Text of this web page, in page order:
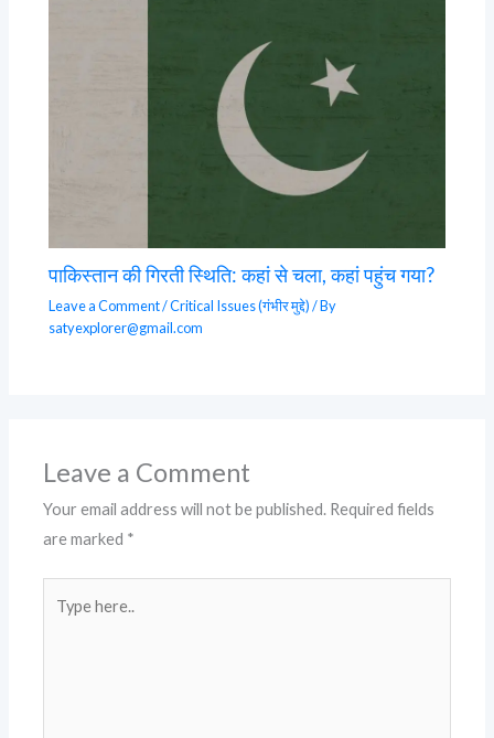
पाकिस्तान की गिरती स्थिति: कहां से चला, कहां पहुंच गया?
Leave a Comment/Critical Issues (गंभीर मुद्दे)/ By
satyexplorer@gmail.com
Leave a Comment
Your email address will not be published. Required fields
are marked *
here..